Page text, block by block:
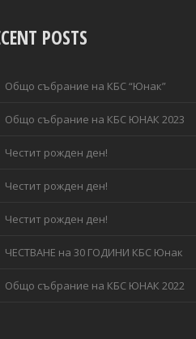
POSTS
Общо събрание на КБС “Юнак”
Общо събрание на КБС ЮНАК 2023
Честит рожден ден!
Честит рожден ден!
Честит рожден ден!
ЧЕСТВАНЕ на 30 ГОДИНИ КБС Юнак
Общо събрание на КБС ЮНАК 2022